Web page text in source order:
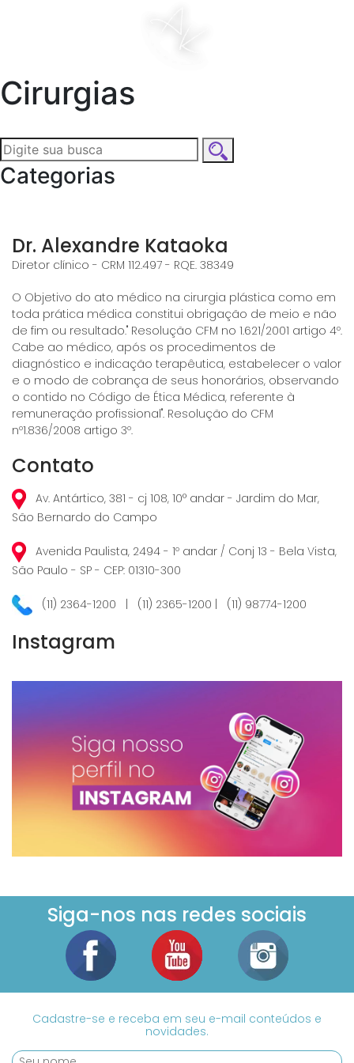
Cirurgias
Categorias
Dr. Alexandre Kataoka
Diretor clínico - CRM 112.497 - RQE. 38349
O Objetivo do ato médico na cirurgia plástica como em
toda prática médica constitui obrigação de meio e não
de fim ou resultado." Resolução CFM no 1.621/2001 artigo 4º.
Cabe ao médico, após os procedimentos de
diagnóstico e indicação terapêutica, estabelecer o valor
e o modo de cobrança de seus honorários, observando
o contido no Código de Ética Médica, referente à
remuneração profissional". Resolução do CFM
nº1.836/2008 artigo 3º.
Contato
Av. Antártico, 381 - cj 108, 10° andar - Jardim do Mar,
São Bernardo do Campo
Avenida Paulista, 2494 - 1º andar / Conj 13 - Bela Vista,
São Paulo - SP - CEP: 01310-300
(11) 2364-1200 | (11) 2365-1200 | (11) 98774-1200
Instagram
Siga-nos nas redes sociais
Cadastre-se e receba em seu e-mail conteúdos e
novidades.